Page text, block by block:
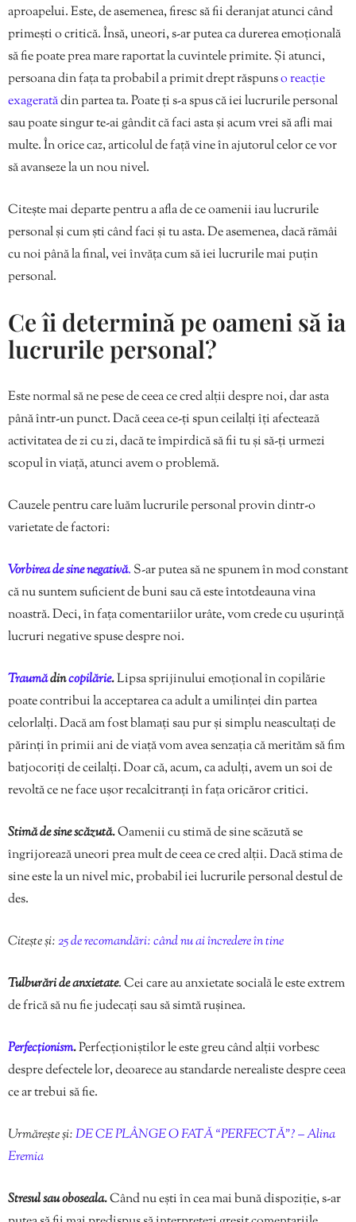
aproapelui. Este, de asemenea, firesc să fii deranjat atunci când
primești o critică. Însă, uneori, s-ar putea ca durerea emoțională
să fie poate prea mare raportat la cuvintele primite. Și atunci,
persoana din fața ta probabil a primit drept răspunso reacție
exageratădin partea ta. Poate ți s-a spus că iei lucrurile personal
sau poate singur te-ai gândit că faci asta și acum vrei să afli mai
multe. În orice caz, articolul de față vine în ajutorul celor ce vor
să avanseze la un nou nivel.
Citește mai departe pentru a afla de ce oamenii iau lucrurile
personal și cum ști când faci și tu asta. De asemenea, dacă rămâi
cu noi până la final, vei învăța cum să iei lucrurile mai puțin
personal.
Ce îi determină pe oameni să ia
lucrurile personal?
Este normal să ne pese de ceea ce cred alții despre noi, dar asta
până într-un punct. Dacă ceea ce-ți spun ceilalți îți afectează
activitatea de zi cu zi, dacă te împirdică să fii tu și să-ți urmezi
scopul în viață, atunci avem o problemă.
Cauzele pentru care luăm lucrurile personal provin dintr-o
varietate de factori:
Vorbirea de sine negativă. S-ar putea să ne spunem în mod constant
că nu suntem suficient de buni sau că este întotdeauna vina
noastră. Deci, în fața comentariilor urâte, vom crede cu ușurință
lucruri negative spuse despre noi.
Traumădincopilărie.Lipsa sprijinului emoțional în copilărie
poate contribui la acceptarea ca adult a umilinței din partea
celorlalți. Dacă am fost blamați sau pur și simplu neascultați de
părinți în primii ani de viață vom avea senzația că merităm să fim
batjocoriți de ceilalți. Doar că, acum, ca adulți, avem un soi de
revoltă ce ne face ușor recalcitranți în fața oricăror critici.
Stimă de sine scăzută.Oamenii cu stimă de sine scăzută se
îngrijorează uneori prea mult de ceea ce cred alții. Dacă stima de
sine este la un nivel mic, probabil iei lucrurile personal destul de
des.
Citește și:25 de recomandări: când nu ai încredere în tine
Tulburări de anxietate. Cei care au anxietate socială le este extrem
de frică să nu fie judecați sau să simtă rușinea.
Perfecţionism.Perfecționiștilor le este greu când alții vorbesc
despre defectele lor, deoarece au standarde nerealiste despre ceea
ce ar trebui să fie.
Urmărește și:DE CE PLÂNGE O FATĂ “PERFECTĂ”? – Alina
Eremia
Stresul sau oboseala.Când nu ești în cea mai bună dispoziție, s-ar